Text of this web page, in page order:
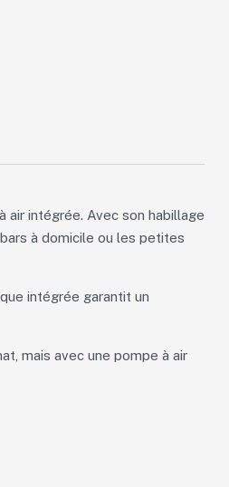
intégrée. Avec son habillage
à domicile ou les petites
intégrée garantit un
mais avec une pompe à air